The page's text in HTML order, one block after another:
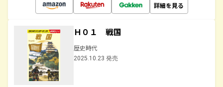
詳細を見る
Ｈ０１ 戦国
歴史時代
2025.10.23 発売